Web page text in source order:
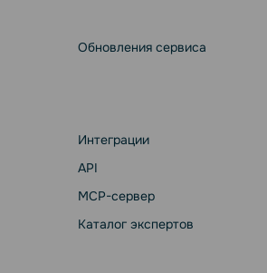
Обновления сервиса
Интеграции
API
MCP-сервер
Каталог экспертов